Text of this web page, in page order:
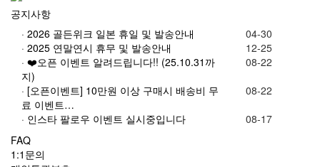
공지사항
· 2026 골든위크 일본 휴일 및 발송안내
04-30
· 2025 연말연시 휴무 및 발송안내
12-25
· ❤️오픈 이벤트 알려드립니다!! (25.10.31까
지)
08-22
· [오픈이벤트] 10만원 이상 구매시 배송비 무
료 이벤트…
08-22
· 인스타 팔로우 이벤트 실시중입니다
08-17
FAQ
1:1문의